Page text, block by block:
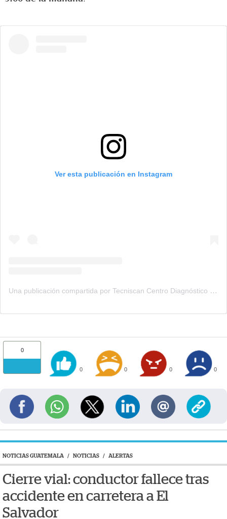
Ver esta publicación en Instagram
Una publicación compartida por Tecniscan Centro Diagnóstico (@tecniscan)
0
0 0 0 0
NOTICIAS GUATEMALA / NOTICIAS / ALERTAS
Cierre vial: conductor fallece tras
accidente en carretera a El
Salvador